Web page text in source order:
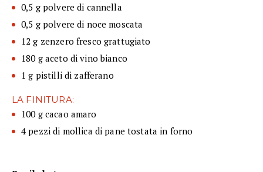
0,5 g polvere di cannella
0,5 g polvere di noce moscata
12 g zenzero fresco grattugiato
180 g aceto di vino bianco
1 g pistilli di zafferano
LA FINITURA:
100 g cacao amaro
4 pezzi di mollica di pane tostata in forno